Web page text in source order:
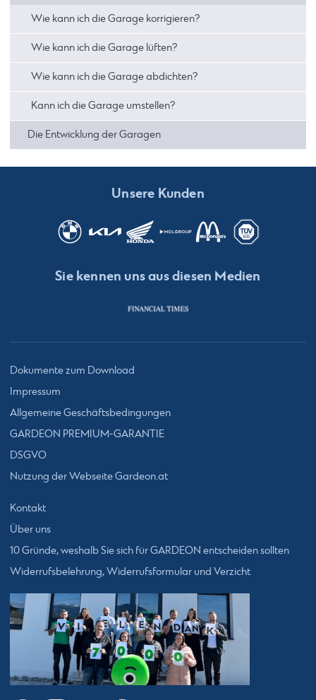
Wie kann ich die Garage korrigieren?
Wie kann ich die Garage lüften?
Wie kann ich die Garage abdichten?
Kann ich die Garage umstellen?
Die Entwicklung der Garagen
Unsere Kunden
Sie kennen uns aus diesen Medien
Dokumente zum Download
Impressum
Allgemeine Geschäftsbedingungen
GARDEON PREMIUM-GARANTIE
DSGVO
Nutzung der Webseite Gardeon.at
Kontakt
Über uns
10 Gründe, weshalb Sie sich für GARDEON entscheiden sollten
Widerrufsbelehrung, Widerrufsformular und Verzicht